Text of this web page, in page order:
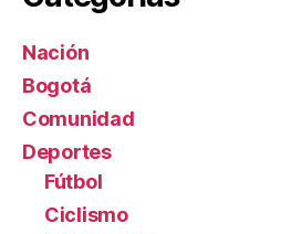
Nación
Bogotá
Comunidad
Deportes
Fútbol
Ciclismo